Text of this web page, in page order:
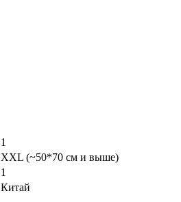
1
XXL (~50*70 см и выше)
1
Китай